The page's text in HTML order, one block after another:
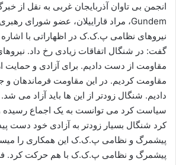
ی
انجمن بی تاوان آذربایجان غربی به نقل از
Gundem، مراد قاراییلان، عضو شورای
نیروهای نظامی پ.ک.ک در اظهاراتی با
گفت: در شنگال اتفاقات زیادی رخ داد.
مقاومت از دست دادیم. برای آزادی و حمایت
مقاومت کردیم. در این مقاومت فرماندهان و
دادیم. شنگال زودتر از این ها باید آزاد می شد.
سیاست کرد می توانست به یک اجماع رسیده
کرد شنگال بسیار زودتر به آزادی خود دست
پیشمرگ و نظامی پ.ک.ک این همکاری را
پیشمرگ و نظامی پ.ک.ک با هم حرکت کرد.